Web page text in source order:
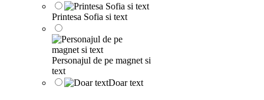
Printesa Sofia si text
Personajul de pe magnet si
text
Doar text